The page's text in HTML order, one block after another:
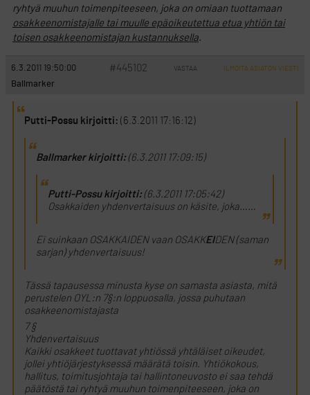
ryhtyä muuhun toimenpiteeseen, joka on omiaan tuottamaan
osakkeenomistajalle tai muulle epäoikeutettua etua yhtiön tai
toisen osakkeenomistajan kustannuksella.
6.3.2011 19:50:00 #445102 VASTAA ILMOITA ASIATON VIESTI
Ballmarker
Putti-Possu kirjoitti: (6.3.2011 17:16:12)
Ballmarker kirjoitti:(6.3.2011 17:09:15)
Putti-Possu kirjoitti:(6.3.2011 17:05:42)
Osakkaiden yhdenvertaisuus on käsite, joka……
Ei suinkaan OSAKKAIDEN vaan OSAKKEIDEN (saman
sarjan) yhdenvertaisuus!
Tässä tapausessa minusta kyse on samasta asiasta, mitä
perustelen OYL:n 7§:n loppuosalla, jossa puhutaan
osakkeenomistajasta
7 §
Yhdenvertaisuus
Kaikki osakkeet tuottavat yhtiössä yhtäläiset oikeudet,
jollei yhtiöjärjestyksessä määrätä toisin. Yhtiökokous,
hallitus, toimitusjohtaja tai hallintoneuvosto ei saa tehdä
päätöstä tai ryhtyä muuhun toimenpiteeseen, joka on